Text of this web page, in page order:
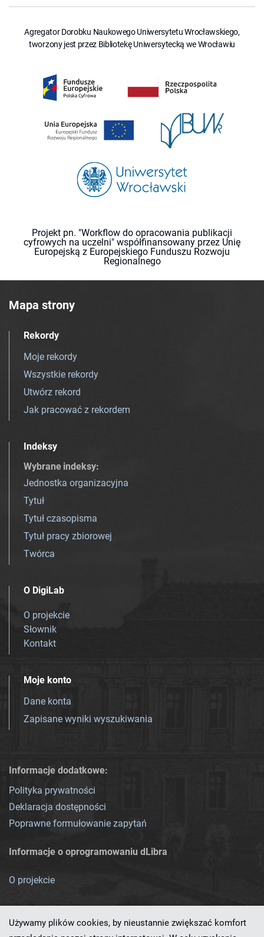
Agregator Dorobku Naukowego Uniwersytetu Wrocławskiego,
tworzony jest przez Bibliotekę Uniwersytecką we Wrocławiu
Projekt pn. "Workflow do opracowania publikacji
cyfrowych na uczelni" współfinansowany przez Unię
Europejską z Europejskiego Funduszu Rozwoju
Regionalnego
Mapa strony
Rekordy
Moje rekordy
Wszystkie rekordy
Utwórz rekord
Jak pracować z rekordem
Indeksy
Wybrane indeksy:
Jednostka organizacyjna
Tytuł
Tytuł czasopisma
Tytuł pracy zbiorowej
Twórca
O DigiLab
O projekcie
Słownik
Kontakt
Moje konto
Dane konta
Zapisane wyniki wyszukiwania
Informacje dodatkowe:
Polityka prywatności
Deklaracja dostępności
Poprawne formułowanie zapytań
Informacje o oprogramowaniu dLibra
O projekcie
Używamy plików cookies, by nieustannie zwiększać komfort